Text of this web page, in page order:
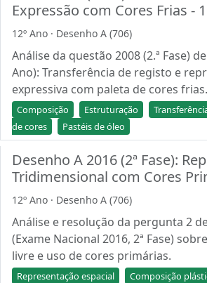
Expressão com Cores Frias -
12º Ano · Desenho A (706)
Análise da questão 2008 (2.ª Fase)
Ano): Transferência de registo e
expressiva com paleta de cores frias.
Composição Estruturação
de cores
Pastéis de óleo
Desenho A 2016 (2ª Fase):
Tridimensional com Cores
12º Ano · Desenho A (706)
Análise e resolução da pergunta 2
(Exame Nacional 2016, 2ª Fase)
livre e uso de cores primárias.
Representação espacial Composição